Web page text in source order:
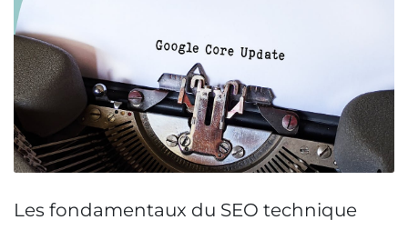
Les fondamentaux du SEO technique